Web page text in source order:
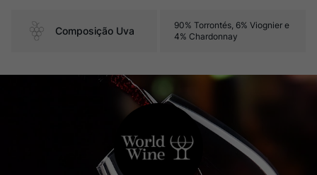
Composição Uva
90% Torrontés, 6% Viognier e
4% Chardonnay